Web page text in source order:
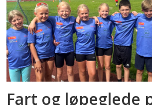
Fart og løpeglede